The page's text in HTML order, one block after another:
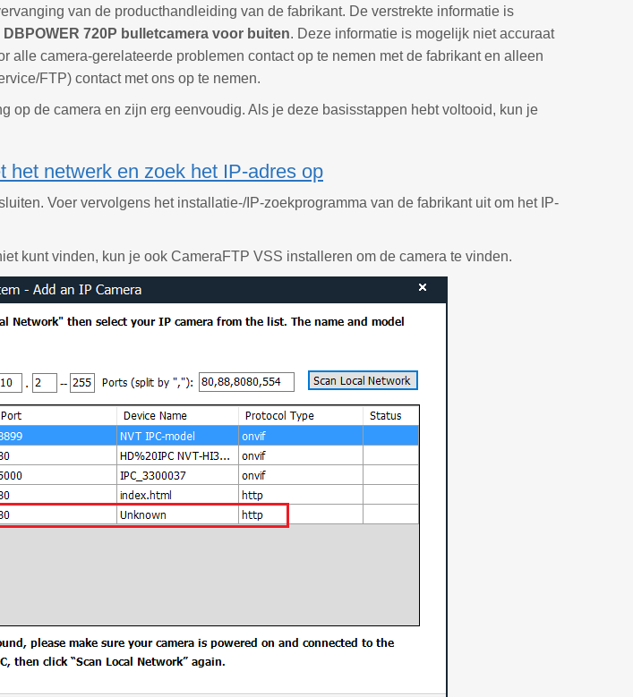
van de producthandleiding van de fabrikant. De verstrekte informatie is
DBPOWER 720P bulletcamera voor buiten. Deze informatie is mogelijk niet accuraat
alle camera-gerelateerde problemen contact op te nemen met de fabrikant en alleen
FTP) contact met ons op te nemen.
op de camera en zijn erg eenvoudig. Als je deze basisstappen hebt voltooid, kun je
het netwerk en zoek het IP-adres op
Voer vervolgens het installatie-/IP-zoekprogramma van de fabrikant uit om het IP-
kunt vinden, kun je ook CameraFTP VSS installeren om de camera te vinden.